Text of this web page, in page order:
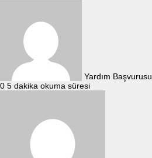
Yardım Başvurusu
0 5 dakika okuma süresi